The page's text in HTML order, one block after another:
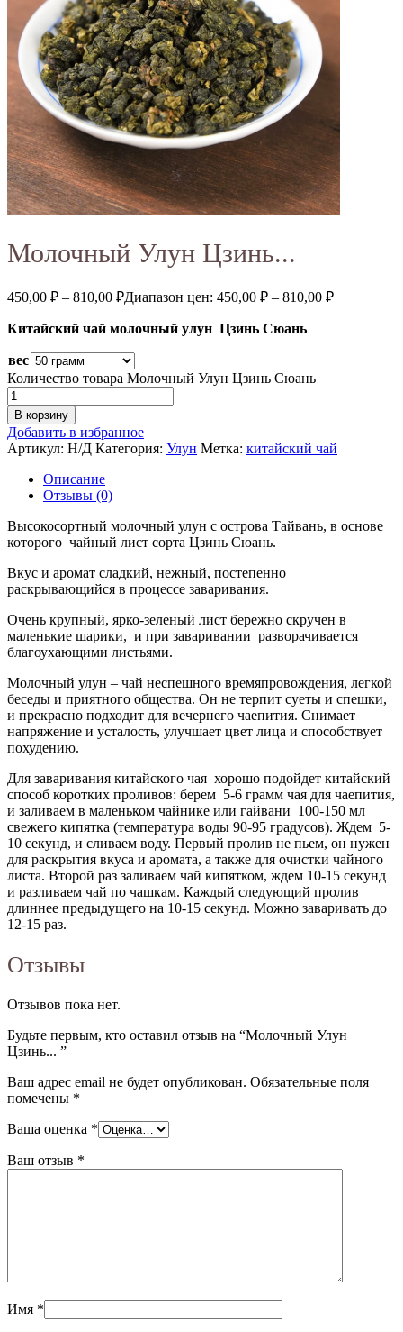
Молочный Улун Цзинь...
450,00 ₽ – 810,00 ₽Диапазон цен: 450,00 ₽ – 810,00 ₽
Китайский чай молочный улун Цзинь Сюань
вес
Количество товара Молочный Улун Цзинь Сюань
В корзину
Добавить в избранное
Артикул: Н/Д Категория: Улун Метка: китайский чай
Описание
Отзывы (0)
Высокосортный молочный улун с острова Тайвань, в основе
которого чайный лист сорта Цзинь Сюань.
Вкус и аромат сладкий, нежный, постепенно
раскрывающийся в процессе заваривания.
Очень крупный, ярко-зеленый лист бережно скручен в
маленькие шарики, и при заваривании разворачивается
благоухающими листьями.
Молочный улун – чай неспешного времяпровождения, легкой
беседы и приятного общества. Он не терпит суеты и спешки,
и прекрасно подходит для вечернего чаепития. Снимает
напряжение и усталость, улучшает цвет лица и способствует
похудению.
Для заваривания китайского чая хорошо подойдет китайский
способ коротких проливов: берем 5-6 грамм чая для чаепития,
и заливаем в маленьком чайнике или гайвани 100-150 мл
свежего кипятка (температура воды 90-95 градусов). Ждем 5-
10 секунд, и сливаем воду. Первый пролив не пьем, он нужен
для раскрытия вкуса и аромата, а также для очистки чайного
листа. Второй раз заливаем чай кипятком, ждем 10-15 секунд
и разливаем чай по чашкам. Каждый следующий пролив
длиннее предыдущего на 10-15 секунд. Можно заваривать до
12-15 раз.
Отзывы
Отзывов пока нет.
Будьте первым, кто оставил отзыв на “Молочный Улун
Цзинь... ”
Ваш адрес email не будет опубликован. Обязательные поля
помечены *
Ваша оценка *
Ваш отзыв *
Имя *